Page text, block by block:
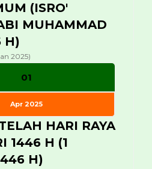
(ISRO'
MUHAMMAD
H)
2025)
01
Apr 2025
HARI RAYA
1446 H (1
H)